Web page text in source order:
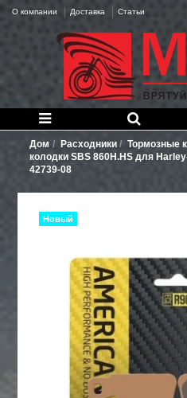
О компании Доставка Статьи
Дом Расходники Тормозные
колодки SBS 860H.HS для
42739-08
Новый